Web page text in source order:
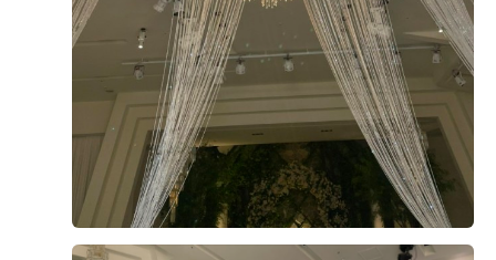
이었어요!! 물론 버진로드 뿐만 아니라 신부대기실이 홀 2
층에 있는데 통창으로도 되어있고 안에서 사진이 정말 잘
나올 것만 같은 미니 웨딩홀 느낌이었어요 ㅎ 또한 친인척
들을 위한 VIP라운지도 따로 마련되어 있고 워낙 천장도 높
고 단독홀이다 보니 넓으면서도 답답한 느낌이 하나도 들
지도 않아서 너무 좋았어요!! 계약하면서도 당일 계약으로
해주신 서비스도 너무 괜찮았고 무엇보다 친절하게 상담해
주셔서 너무 만족스러웠습니다 ㅎ 이제 본식이 얼마 안 남
아서 최종 점검 때도 방문 하였는데 친절하게 필요한 부분
그리고 더베니르 자체 BGM 및 음악이 너무 만족스러웠습
함희빈, 여건녕 계약후기
2025-09-08 87명 읽음